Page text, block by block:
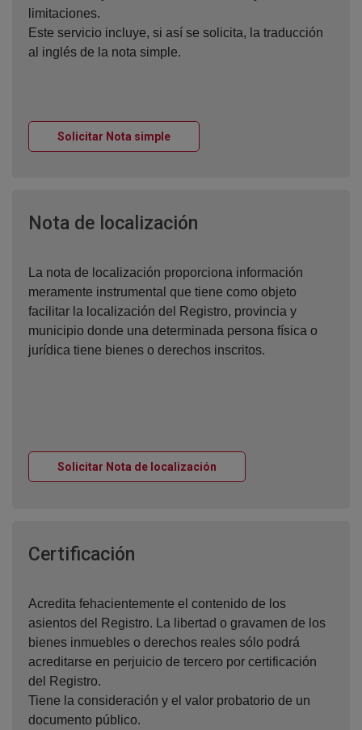
limitaciones.
Este servicio incluye, si así se solicita, la traducción
al inglés de la nota simple.
Solicitar Nota simpleVentana nueva
Nota de localización
La nota de localización proporciona información
meramente instrumental que tiene como objeto
facilitar la localización del Registro, provincia y
municipio donde una determinada persona física o
jurídica tiene bienes o derechos inscritos.
Solicitar Nota de localización
Certificación
Acredita fehacientemente el contenido de los
asientos del Registro. La libertad o gravamen de los
bienes inmuebles o derechos reales sólo podrá
acreditarse en perjuicio de tercero por certificación
del Registro.
Tiene la consideración y el valor probatorio de un
documento público.